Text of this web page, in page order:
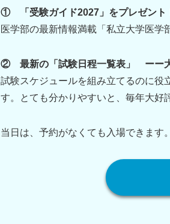
① 「受験ガイド2027」をプレゼント
医学部の最新情報満載「私立大学医学
② 最新の「試験日程一覧表」 ーー
試験スケジュールを組み立てるのに役
す。とても分かりやすいと、毎年大好
当日は、予約がなくても入場できます